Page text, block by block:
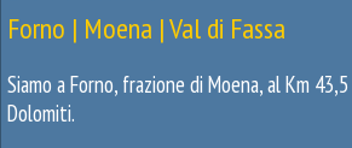
Forno | Moena | Val di Fassa
Siamo a Forno, frazione di Moena, al Km
Dolomiti.